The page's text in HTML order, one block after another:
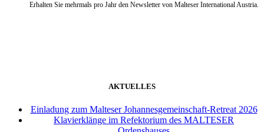
Erhalten Sie mehrmals pro Jahr den Newsletter von Malteser International Austria.
AKTUELLES
Einladung zum Malteser Johannesgemeinschaft-Retreat 2026
Klavierklänge im Refektorium des MALTESER